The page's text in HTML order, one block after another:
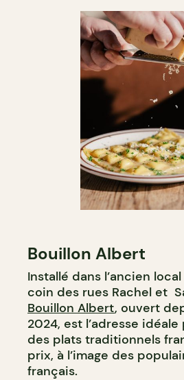
Bouillon Albert
Installé dans l’ancien
coin des rues Rachel et
Bouillon Albert, ouvert
2024, est l’adresse
des plats traditionnels
prix, à l’image des
français.